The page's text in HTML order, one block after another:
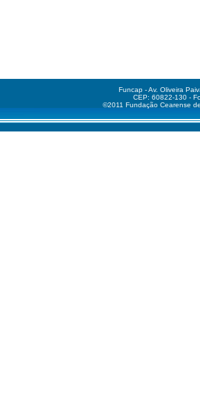
Funcap - Av. Oliveira
CEP: 60822-130 -
©2011 Fundação Cearense